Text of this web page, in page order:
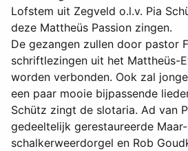
Lofstem uit Zegveld o.l.v. Pia
deze Mattheüs Passion zingen.
De gezangen zullen door pastor
schriftlezingen uit het Mattheüs-
worden verbonden. Ook zal
een paar mooie bijpassende
Schütz zingt de slotaria. Ad van
gedeeltelijk gerestaureerde Maar-
schalkerweerdorgel en Rob